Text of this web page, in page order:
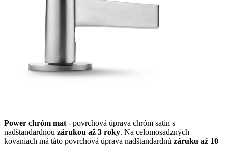
Power chróm mat - povrchová úprava chróm satin s
nadštandardnou zárukou až 3 roky. Na celomosadzných
kovaniach má táto povrchová úprava nadštandardnú záruku až 10